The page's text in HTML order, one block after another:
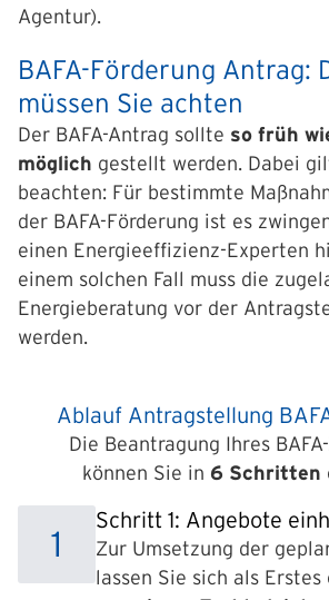
Agentur).
BAFA-Förderung Antrag:
müssen Sie achten
Der BAFA-Antrag sollte so früh
möglich gestellt werden. Dabei
beachten: Für bestimmte
der BAFA-Förderung ist es
einen Energieeffizienz-Experten
einem solchen Fall muss die
Energieberatung vor der
werden.
Ablauf Antragstellung
Die Beantragung Ihres
können Sie in 6 Schritten
1
Schritt 1: Angebote
Zur Umsetzung der
lassen Sie sich als Erstes